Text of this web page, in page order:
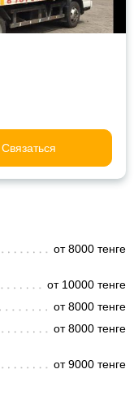
Связаться
от 8000 тенге
от 10000 тенге
от 8000 тенге
от 8000 тенге
от 9000 тенге